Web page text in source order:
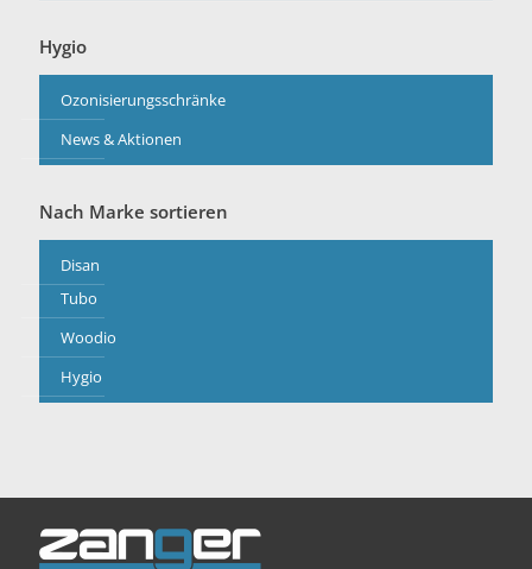
Hygio
Ozonisierungsschränke
News & Aktionen
Nach Marke sortieren
Disan
Tubo
Woodio
Hygio